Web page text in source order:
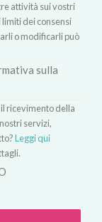
attività sui vostri
dei consensi
o modificarli può
sulla
ricevimento della
servizi,
Leggi qui